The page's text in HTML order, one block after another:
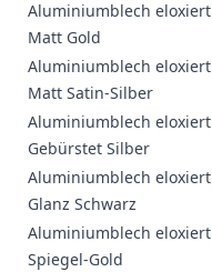
Aluminiumblech eloxiert
Matt Gold
Aluminiumblech eloxiert
Matt Satin-Silber
Aluminiumblech eloxiert
Gebürstet Silber
Aluminiumblech eloxiert
Glanz Schwarz
Aluminiumblech eloxiert
Spiegel-Gold